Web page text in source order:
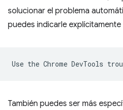
solucionar el problema
puedes indicarle explícitamente
También puedes ser más